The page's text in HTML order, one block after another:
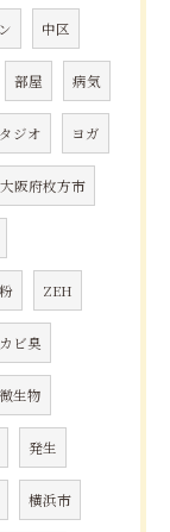
中区
部屋 病気
ジオ ヨガ
大阪府枚方市
ZEH
カビ臭
微生物
発生
横浜市